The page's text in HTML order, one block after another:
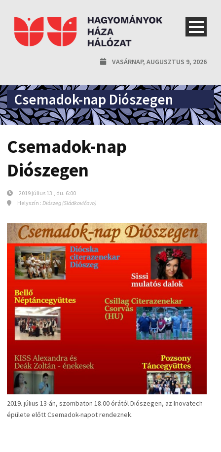
VASÁRNAP, AUGUSZTUS 9, 2026
Csemadok-nap Diószegen
Csemadok-nap
Diószegen
2019 július 13., du. 6:00
Helyszín : Diószeg (Sládkovičovo)
2019. július 13-án, szombaton 18.00 órától Diószegen, az Inovatech
épülete előtt Csemadok-napot rendeznek.